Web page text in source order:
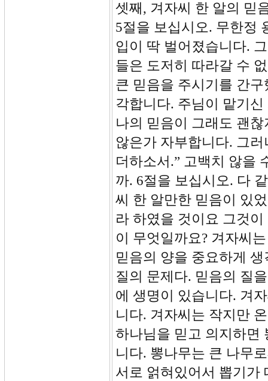
셋째, 겨자씨 한 알의 믿
5절을 보십시오. 무한정
입이 딱 벌어졌습니다.
들은 도저히 따라갈 수
큰 믿음을 주시기를 간
각합니다. 주님이 맡기
나의 믿음이 그래도 괜
않은가 자부합니다. 그
더하소서.” 고백치 않을
까. 6절을 보십시오. 다
씨 한 알만한 믿음이 있
라 하였을 것이요 그것
이 무엇일까요? 겨자씨
믿음의 양을 중요하게
질의 문제다. 믿음의 질
에 생명이 있습니다. 겨
니다. 겨자씨는 작지만
하나님을 믿고 의지하면
니다. 뽕나무는 큰 나무
서로 얽혀있어서 뽑기가